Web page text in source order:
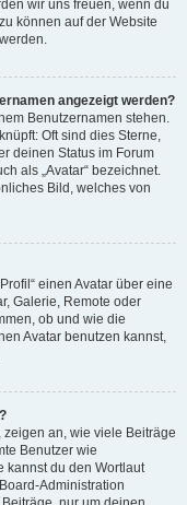
wir uns freuen, wenn du
können auf der Website
angezeigt werden?
Benutzernamen stehen.
Oft sind dies Sterne,
deinen Status im Forum
als „Avatar“ bezeichnet.
Bild, welches von
einen Avatar über eine
Galerie, Remote oder
ob und wie die
Avatar benutzen kannst,
an, wie viele Beiträge
Benutzer wie
kannst du den Wortlaut
Administration